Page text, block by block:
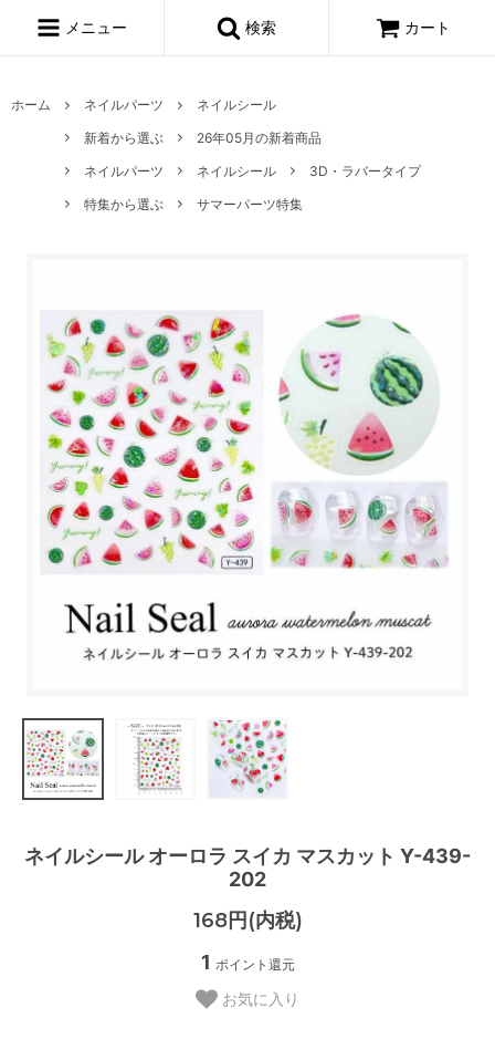
メニュー 検索 カート
ホーム ネイルパーツ
ネイルシール
新着から選ぶ
26年05月の新着商品
ネイルパーツ
ネイルシール
3D・ラバータイプ
特集から選ぶ
サマーパーツ特集
ネイルシール オーロラ スイカ マスカット Y-439-
202
168円(内税)
1 ポイント還元
お気に入り